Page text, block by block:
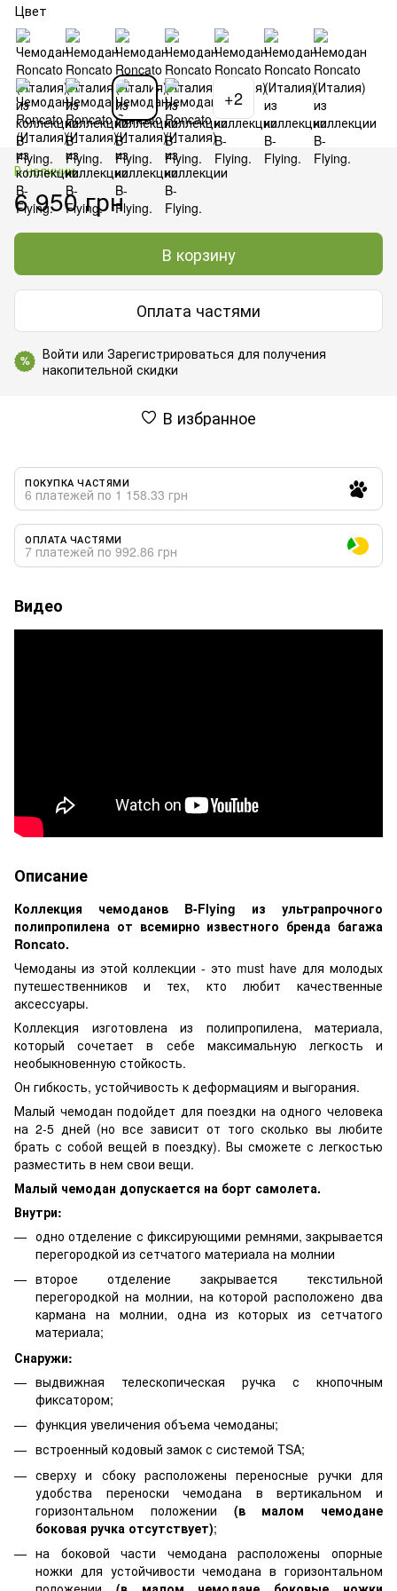
Цвет
+2
В наличии
6 950 грн
В корзину
Оплата частями
% Войти или Зарегистрироваться для получения
накопительной скидки
В избранное
ПОКУПКА ЧАСТЯМИ
6 платежей по 1 158.33 грн
ОПЛАТА ЧАСТЯМИ
7 платежей по 992.86 грн
Видео
Описание
Коллекция чемоданов B-Flying из ультрапрочного
полипропилена от всемирно известного бренда багажа
Roncato.
Чемоданы из этой коллекции - это must have для молодых
путешественников и тех, кто любит качественные
аксессуары.
Коллекция изготовлена ​​из полипропилена, материала,
который сочетает в себе максимальную легкость и
необыкновенную стойкость.
Он гибкость, устойчивость к деформациям и выгорания.
Малый чемодан подойдет для поездки на одного человека
на 2-5 дней (но все зависит от того сколько вы любите
брать с собой вещей в поездку). Вы сможете с легкостью
разместить в нем свои вещи.
Малый чемодан допускается на борт самолета.
Внутри:
одно отделение с фиксирующими ремнями, закрывается
перегородкой из сетчатого материала на молнии
второе отделение закрывается текстильной
перегородкой на молнии, на которой расположено два
кармана на молнии, одна из которых из сетчатого
материала;
Снаружи:
выдвижная телескопическая ручка с кнопочным
фиксатором;
функция увеличения объема чемоданы;
встроенный кодовый замок с системой TSA;
сверху и сбоку расположены переносные ручки для
удобства переноски чемодана в вертикальном и
горизонтальном положении (в малом чемодане
боковая ручка отсутствует);
на боковой части чемодана расположены опорные
ножки для устойчивости чемодана в горизонтальном